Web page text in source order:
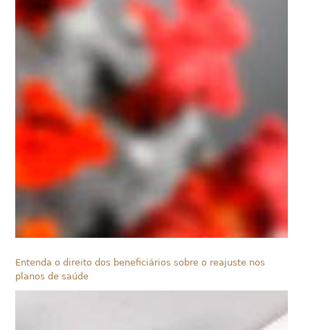
Entenda o direito dos beneficiários sobre o reajuste nos
planos de saúde